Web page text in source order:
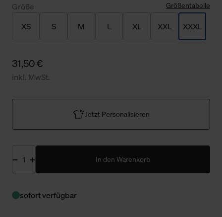
Größe Größentabelle
XS S M L XL XXL XXXL
31,50 €
inkl. MwSt.
Jetzt Personalisieren
In den Warenkorb
sofort verfügbar